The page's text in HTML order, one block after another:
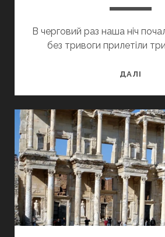
В черговий раз наша ніч
без тривоги прилетіли
ДАЛІ